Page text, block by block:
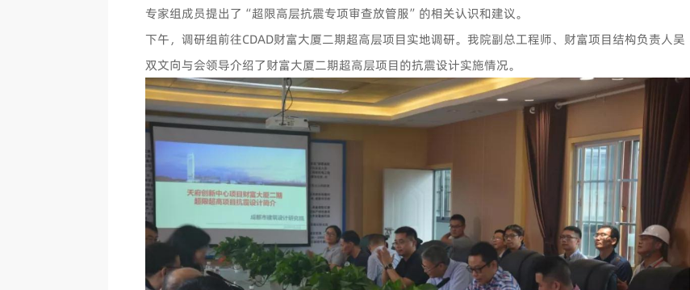
专家组成员提出了“超限高层抗震专项审查放管服”的相关认识和建议。
下午，调研组前往CDAD财富大厦二期超高层项目实地调研。 我院副总工程师、财富项目结构负责人吴
双文向与会领导介绍了财富大厦二期超高层项目的抗震设计实施情况。